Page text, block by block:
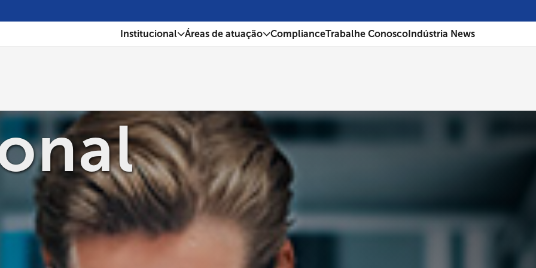
Institucional Áreas de atuação ComplianceTrabalhe Conosco Indústria News